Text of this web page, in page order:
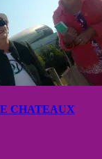
CHATEAUX